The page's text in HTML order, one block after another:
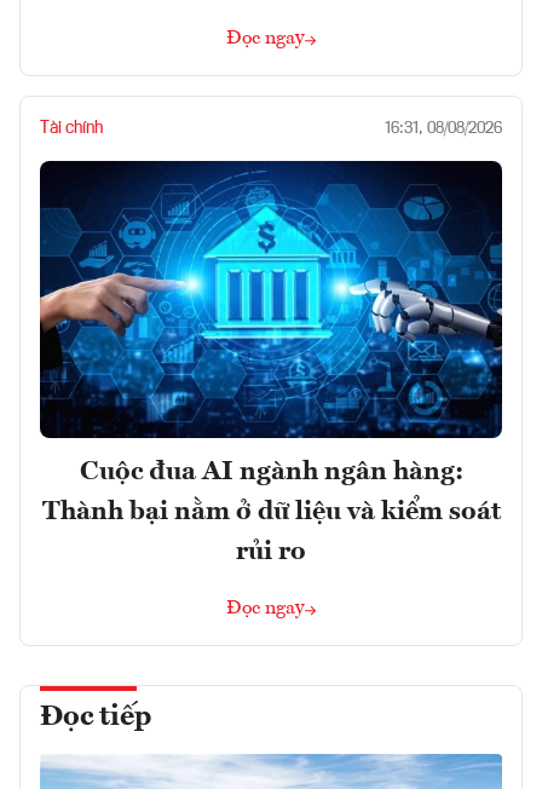
Đọc ngay
Tài chính 16:31, 08/08/2026
Cuộc đua AI ngành ngân hàng:
Thành bại nằm ở dữ liệu và kiểm soát
rủi ro
Đọc ngay
Đọc tiếp